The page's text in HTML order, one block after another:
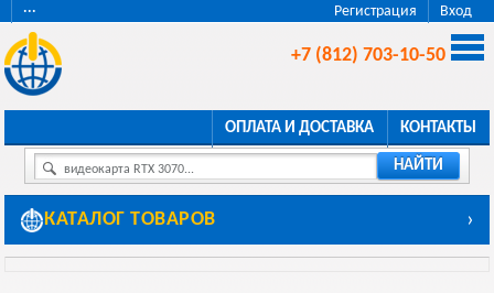
Регистрация Вход
···
+7 (812) 703-10-50
ОПЛАТА И ДОСТАВКА КОНТАКТЫ
видеокарта RTX 3070... НАЙТИ
КАТАЛОГ ТОВАРОВ ›